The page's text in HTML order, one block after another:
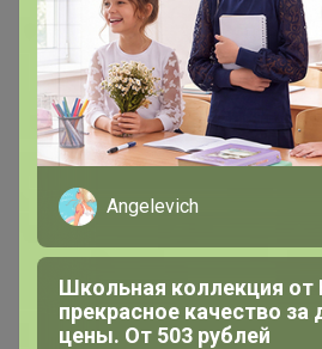
Angelevich
Школьная коллекция от
прекрасное качество за
цены. От 503 рублей